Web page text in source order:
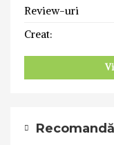
Review-uri
Creat: